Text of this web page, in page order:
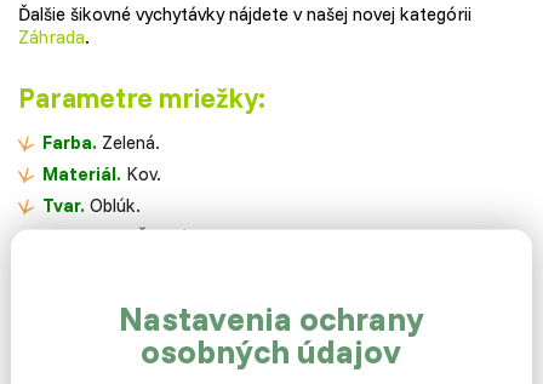
Ďalšie šikovné vychytávky nájdete v našej novej kategórii
Záhrada.
Parametre mriežky:
Farba. Zelená.
Materiál. Kov.
Tvar. Oblúk.
ČR, záruka dva roky.
Nastavenia ochrany
osobných údajov